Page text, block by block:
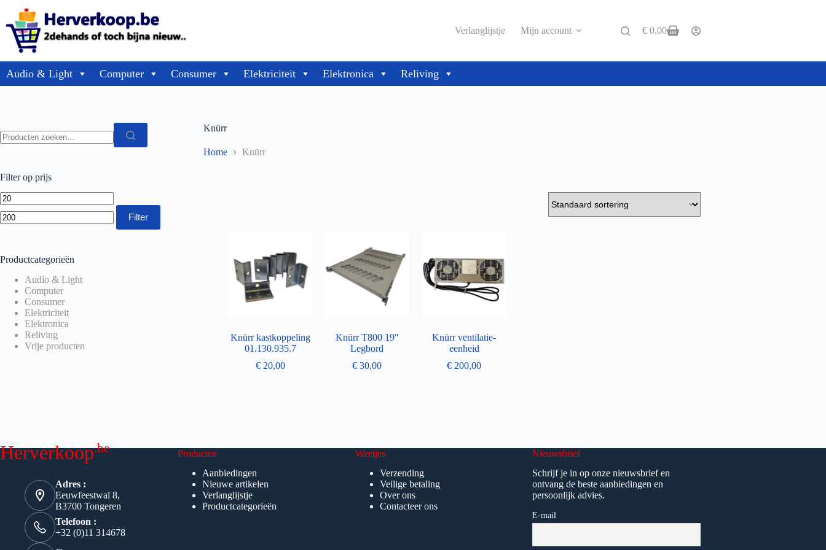
Verlanglijstje Mijn account € 0,00
Audio & Light Computer Consumer Elektriciteit Elektronica Reliving
Knürr
Home Knürr
Knürr kastkoppeling
01.130.935.7
€20,00
Knürr T800 19″
Legbord
€ 30,00
Knürr ventilatie-
eenheid
€ 200,00
Filter op prijs
Filter
Productcategorieën
Audio & Light
Computer
Consumer
Elektriciteit
Elektronica
Reliving
Vrije producten
Herverkoop.be
Adres :
Eeuwfeestwal 8,
B3700 Tongeren
Telefoon :
+32 (0)11 314678
Producten
Aanbiedingen
Nieuwe artikelen
Verlanglijstje
Productcategorieën
Weetjes
Verzending
Veilige betaling
Over ons
Contacteer ons
Nieuwsbrief
Schrijf je in op onze nieuwsbrief en
ontvang de beste aanbiedingen en
persoonlijk advies.
E-mail